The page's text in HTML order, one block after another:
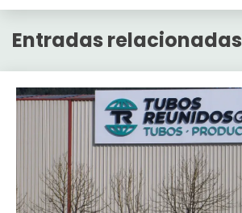
Entradas relacionadas